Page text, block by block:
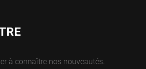
à connaître nos nouveautés.